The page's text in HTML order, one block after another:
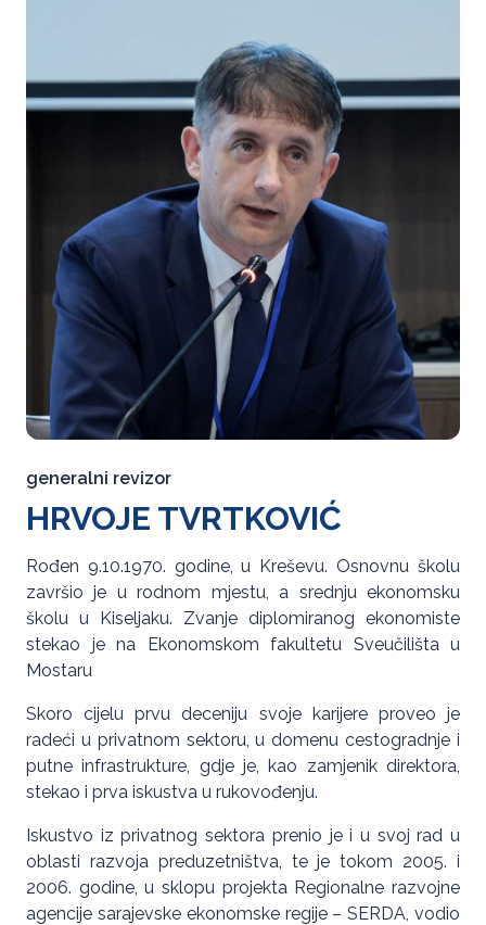
generalni revizor
HRVOJE TVRTKOVIĆ
Rođen 9.10.1970. godine, u Kreševu. Osnovnu školu
završio je u rodnom mjestu, a srednju ekonomsku
školu u Kiseljaku. Zvanje diplomiranog ekonomiste
stekao je na Ekonomskom fakultetu Sveučilišta u
Mostaru
Skoro cijelu prvu deceniju svoje karijere proveo je
radeći u privatnom sektoru, u domenu cestogradnje i
putne infrastrukture, gdje je, kao zamjenik direktora,
stekao i prva iskustva u rukovođenju.
Iskustvo iz privatnog sektora prenio je i u svoj rad u
oblasti razvoja preduzetništva, te je tokom 2005. i
2006. godine, u sklopu projekta Regionalne razvojne
agencije sarajevske ekonomske regije – SERDA, vodio